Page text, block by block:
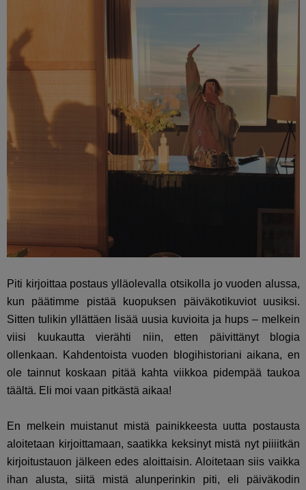
Piti kirjoittaa postaus ylläolevalla otsikolla jo vuoden alussa,
kun päätimme pistää kuopuksen päiväkotikuviot uusiksi.
Sitten tulikin yllättäen lisää uusia kuvioita ja hups – melkein
viisi kuukautta vierähti niin, etten päivittänyt blogia
ollenkaan. Kahdentoista vuoden blogihistoriani aikana, en
ole tainnut koskaan pitää kahta viikkoa pidempää taukoa
täältä. Eli moi vaan pitkästä aikaa!
En melkein muistanut mistä painikkeesta uutta postausta
aloitetaan kirjoittamaan, saatikka keksinyt mistä nyt piiiitkän
kirjoitustauon jälkeen edes aloittaisin. Aloitetaan siis vaikka
ihan alusta, siitä mistä alunperinkin piti, eli päiväkodin